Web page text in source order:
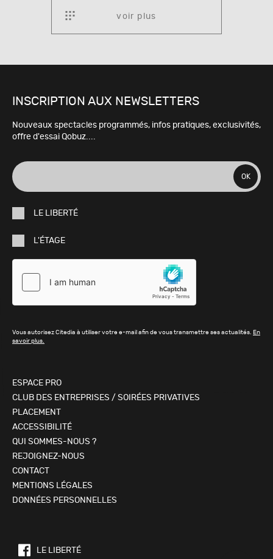
voir plus
INSCRIPTION AUX NEWSLETTERS
Nouveaux spectacles programmés, infos pratiques, exclusivités,
offre d'essai Qobuz....
mail
OK
LE LIBERTÉ
L'ÉTAGE
Vous autorisez Citedia à utiliser votre e-mail afin de vous transmettre ses actualités. En
savoir plus.
ESPACE PRO
CLUB DES ENTREPRISES / SOIRÉES PRIVATIVES
PLACEMENT
ACCESSIBILITÉ
QUI SOMMES-NOUS ?
REJOIGNEZ-NOUS
CONTACT
MENTIONS LÉGALES
DONNÉES PERSONNELLES
LE LIBERTÉ